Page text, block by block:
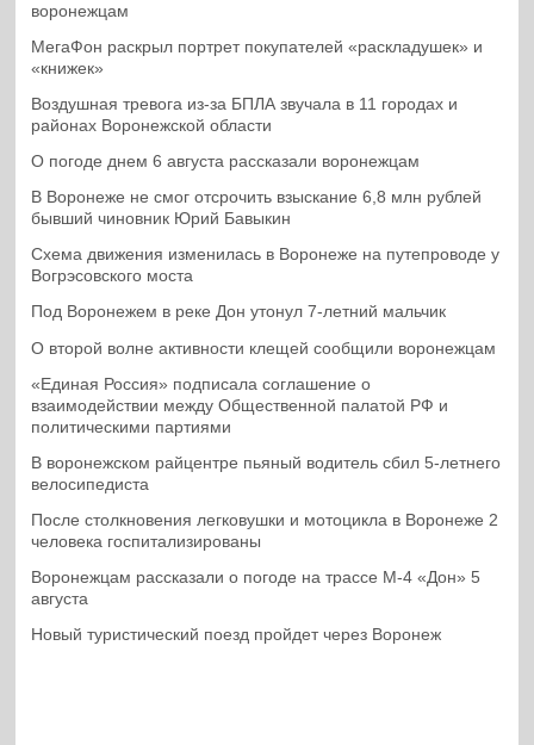
воронежцам
МегаФон раскрыл портрет покупателей «раскладушек» и
«книжек»
Воздушная тревога из-за БПЛА звучала в 11 городах и
районах Воронежской области
О погоде днем 6 августа рассказали воронежцам
В Воронеже не смог отсрочить взыскание 6,8 млн рублей
бывший чиновник Юрий Бавыкин
Схема движения изменилась в Воронеже на путепроводе у
Вогрэсовского моста
Под Воронежем в реке Дон утонул 7-летний мальчик
О второй волне активности клещей сообщили воронежцам
«Единая Россия» подписала соглашение о
взаимодействии между Общественной палатой РФ и
политическими партиями
В воронежском райцентре пьяный водитель сбил 5-летнего
велосипедиста
После столкновения легковушки и мотоцикла в Воронеже 2
человека госпитализированы
Воронежцам рассказали о погоде на трассе М-4 «Дон» 5
августа
Новый туристический поезд пройдет через Воронеж